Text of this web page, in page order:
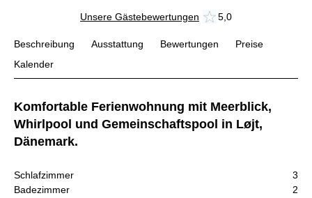
Unsere Gästebewertungen 5,0
Beschreibung Ausstattung Bewertungen
Preise
Kalender
Komfortable Ferienwohnung mit Meerblick,
Whirlpool und Gemeinschaftspool in Løjt,
Dänemark.
Schlafzimmer
3
Badezimmer
2